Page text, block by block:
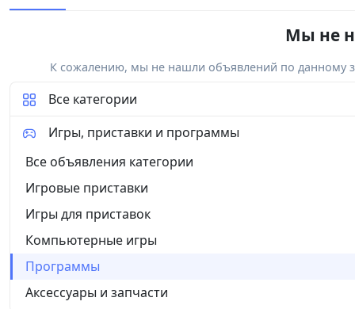
Мы не
К сожалению, мы не нашли объявлений по данному
Все категории
Игры, приставки и программы
Все объявления категории
Игровые приставки
Игры для приставок
Компьютерные игры
Программы
Аксессуары и запчасти